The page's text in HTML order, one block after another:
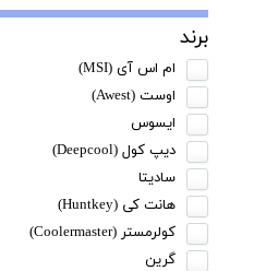
برند
ام اس آی (MSI)
اوست (Awest)
ایسوس
دیپ کول (Deepcool)
سادیتا
هانت کی (Huntkey)
کولرمستر (Coolermaster)
گرین